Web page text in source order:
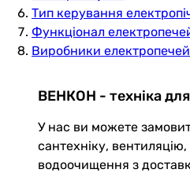
Тип керування
Функціонал
Виробники електропечей
ВЕНКОН - техніка
У нас ви можете
сантехніку,
водоочищення з